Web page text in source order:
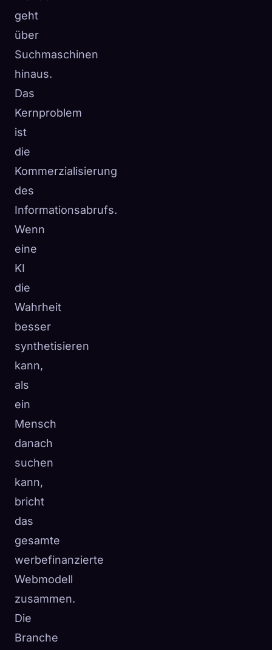
geht
über
Suchmaschinen
hinaus.
Das
Kernproblem
ist
die
Kommerzialisierung
des
Informationsabrufs.
Wenn
eine
KI
die
Wahrheit
besser
synthetisieren
kann,
als
ein
Mensch
danach
suchen
kann,
bricht
das
gesamte
werbefinanzierte
Webmodell
zusammen.
Die
Branche